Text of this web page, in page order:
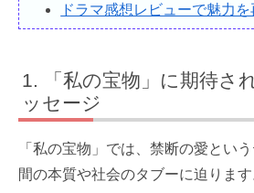
ドラマ感想レビューで魅力を
「私の宝物」に期待さ
ッセージ
「私の宝物」では、禁断の愛とい
間の本質や社会のタブーに迫ります